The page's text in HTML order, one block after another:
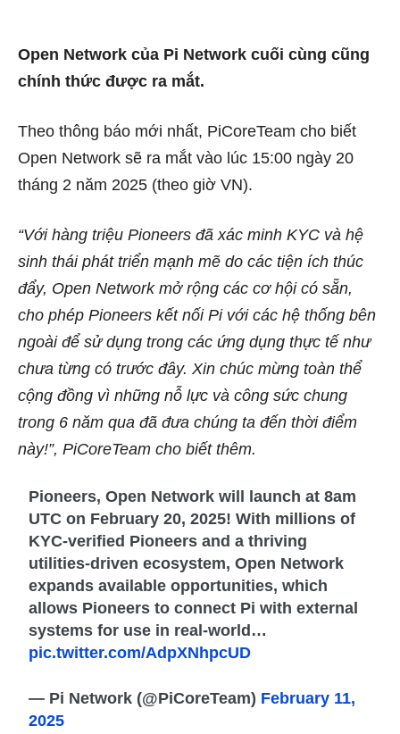
Open Network của Pi Network cuối cùng cũng
chính thức được ra mắt.
Theo thông báo mới nhất, PiCoreTeam cho biết
Open Network sẽ ra mắt vào lúc 15:00 ngày 20
tháng 2 năm 2025 (theo giờ VN).
“Với hàng triệu Pioneers đã xác minh KYC và hệ
sinh thái phát triển mạnh mẽ do các tiện ích thúc
đẩy, Open Network mở rộng các cơ hội có sẵn,
cho phép Pioneers kết nối Pi với các hệ thống bên
ngoài để sử dụng trong các ứng dụng thực tế như
chưa từng có trước đây. Xin chúc mừng toàn thể
cộng đồng vì những nỗ lực và công sức chung
trong 6 năm qua đã đưa chúng ta đến thời điểm
này!”, PiCoreTeam cho biết thêm.
Pioneers, Open Network will launch at 8am
UTC on February 20, 2025! With millions of
KYC-verified Pioneers and a thriving
utilities-driven ecosystem, Open Network
expands available opportunities, which
allows Pioneers to connect Pi with external
systems for use in real-world…
pic.twitter.com/AdpXNhpcUD
— Pi Network (@PiCoreTeam) February 11,
2025